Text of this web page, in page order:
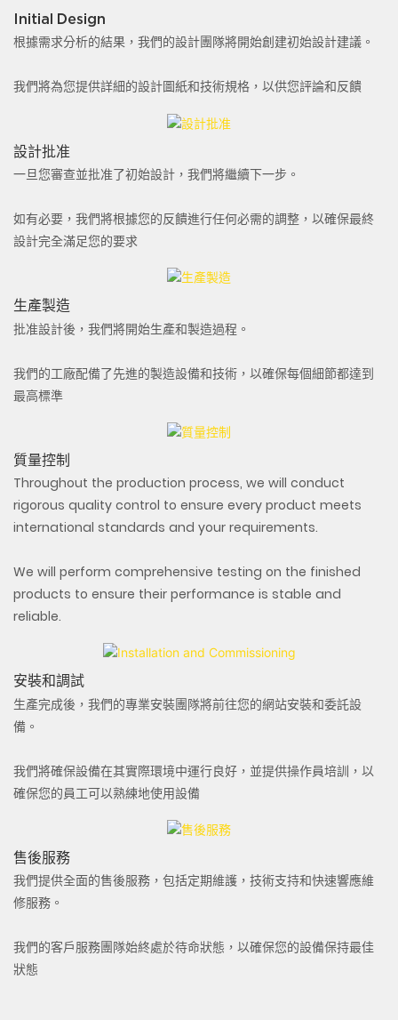
Initial Design
根據需求分析的結果，我們的設計團隊將開始創建初始設計建議。
我們將為您提供詳細的設計圖紙和技術規格，以供您評論和反饋
設計批准
一旦您審查並批准了初始設計，我們將繼續下一步。
如有必要，我們將根據您的反饋進行任何必需的調整，以確保最終
設計完全滿足您的要求
生產製造
批准設計後，我們將開始生產和製造過程。
我們的工廠配備了先進的製造設備和技術，以確保每個細節都達到
最高標準
質量控制
Throughout the production process, we will conduct
rigorous quality control to ensure every product meets
international standards and your requirements.
We will perform comprehensive testing on the finished
products to ensure their performance is stable and
reliable.
安裝和調試
生產完成後，我們的專業安裝團隊將前往您的網站安裝和委託設
備。
我們將確保設備在其實際環境中運行良好，並提供操作員培訓，以
確保您的員工可以熟練地使用設備
售後服務
我們提供全面的售後服務，包括定期維護，技術支持和快速響應維
修服務。
我們的客戶服務團隊始終處於待命狀態，以確保您的設備保持最佳
狀態